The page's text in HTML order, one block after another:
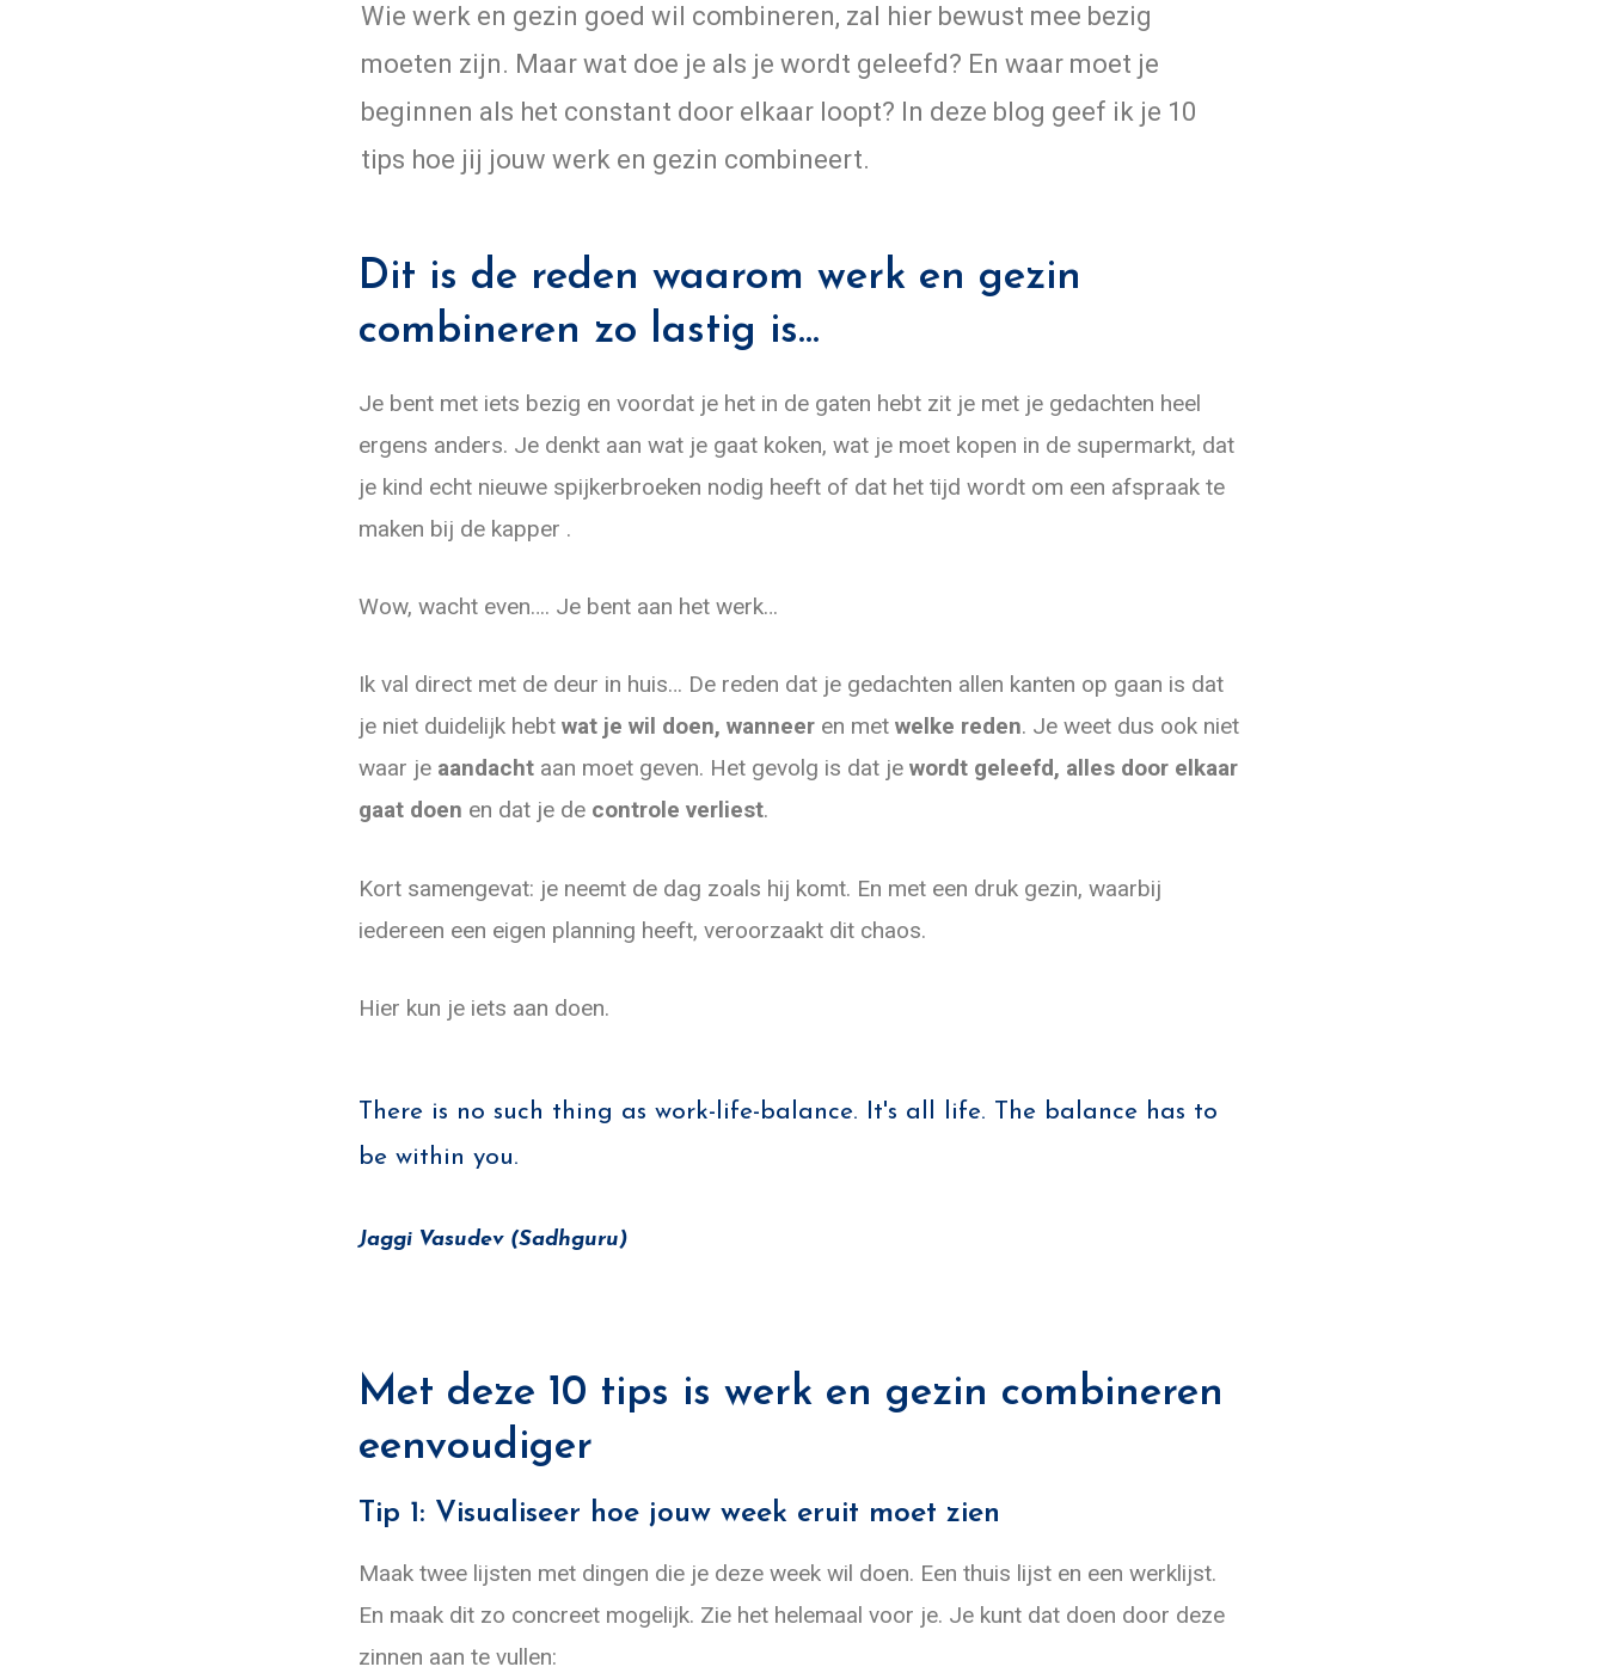
Wie werk en gezin goed wil combineren, zal hier bewust mee bezig
moeten zijn. Maar wat doe je als je wordt geleefd? En waar moet je
beginnen als het constant door elkaar loopt? In deze blog geef ik je 10
tips hoe jij jouw werk en gezin combineert.
Dit is de reden waarom werk en gezin
combineren zo lastig is...
Je bent met iets bezig en voordat je het in de gaten hebt zit je met je gedachten heel
ergens anders. Je denkt aan wat je gaat koken, wat je moet kopen in de supermarkt, dat
je kind echt nieuwe spijkerbroeken nodig heeft of dat het tijd wordt om een afspraak te
maken bij de kapper .
Wow, wacht even…. Je bent aan het werk…
Ik val direct met de deur in huis… De reden dat je gedachten allen kanten op gaan is dat
je niet duidelijk hebt wat je wil doen, wanneeren met welke reden. Je weet dus ook niet
waar je aandachtaan moet geven. Het gevolg is dat je wordt geleefd, alles door elkaar
gaat doen en dat je de controle verliest.
Kort samengevat: je neemt de dag zoals hij komt. En met een druk gezin, waarbij
iedereen een eigen planning heeft, veroorzaakt dit chaos.
Hier kun je iets aan doen.
There is no such thing as work-life-balance. It's all life. The balance has to
be within you.
Jaggi Vasudev (Sadhguru)
Met deze 10 tips is werk en gezin combineren
eenvoudiger
Tip 1: Visualiseer hoe jouw week eruit moet zien
Maak twee lijsten met dingen die je deze week wil doen. Een thuis lijst en een werklijst.
En maak dit zo concreet mogelijk. Zie het helemaal voor je. Je kunt dat doen door deze
zinnen aan te vullen: